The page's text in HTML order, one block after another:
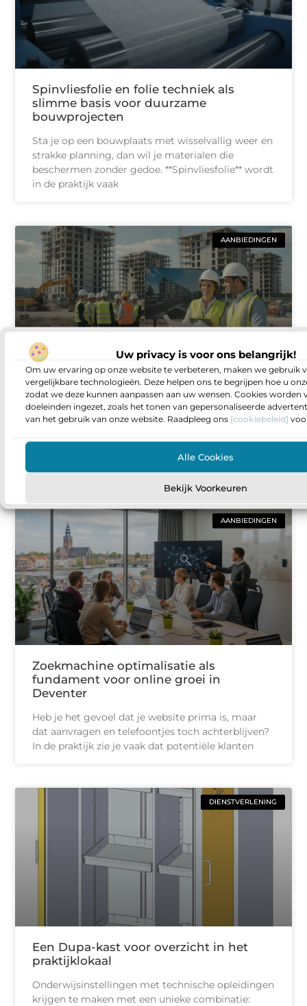
Uw privacy is voor ons belangrijk!
Om uw ervaring op onze website te verbeteren, maken we gebruik
vergelijkbare technologieën. Deze helpen ons te begrijpen hoe u
zodat we deze kunnen aanpassen aan uw wensen. Cookies worden
doeleinden ingezet, zoals het tonen van gepersonaliseerde
van het gebruik van onze website. Raadpleeg ons [cookiebeleid]
Alle Cookies
Bekijk Voorkeuren
Spinvliesfolie en folie techniek als
slimme basis voor duurzame
bouwprojecten
Sta je op een bouwplaats met wisselvallig weer en
strakke planning, dan wil je materialen die
beschermen zonder gedoe. **Spinvliesfolie** wordt
in de praktijk vaak
AANBIEDINGEN
Vacatures voor projectontwikkelaars in
de bouwsector zo vind je de rol die bij
je past
AANBIEDINGEN
Zoekmachine optimalisatie als
fundament voor online groei in
Deventer
Heb je het gevoel dat je website prima is, maar
dat aanvragen en telefoontjes toch achterblijven?
In de praktijk zie je vaak dat potentiële klanten
DIENSTVERLENING
Een Dupa-kast voor overzicht in het
praktijklokaal
Onderwijsinstellingen met technische opleidingen
krijgen te maken met een unieke combinatie: